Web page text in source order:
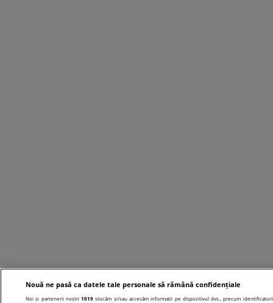
Nouă ne pasă ca datele tale personale să rămână confidențiale
Noi și partenerii noștri1019 stocăm și/sau accesăm informații pe dispozitivul dvs., precum